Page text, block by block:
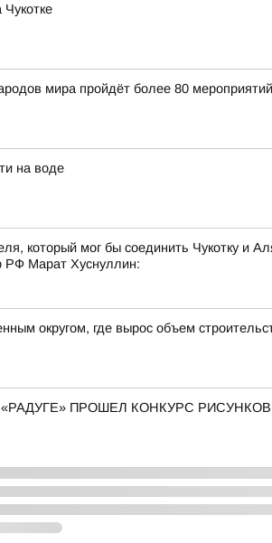
мира пройдёт более 80 мероприятий
на воде
который мог бы соединить Чукотку и
Марат Хуснуллин:
округом, где вырос объем
ПРОШЕЛ КОНКУРС